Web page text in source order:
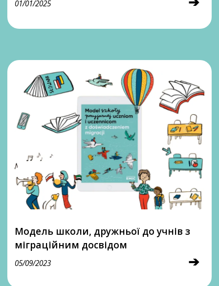
01/01/2025
Модель школи, дружньої до учнів з
міграційним досвідом
➔
05/09/2023